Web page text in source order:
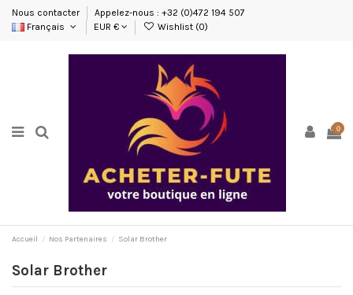
Nous contacter
Appelez-nous : +32 (0)472 194 507
Français
EUR € Wishlist (0)
0
Accueil Nos Partenaires Solar Brother
Solar Brother